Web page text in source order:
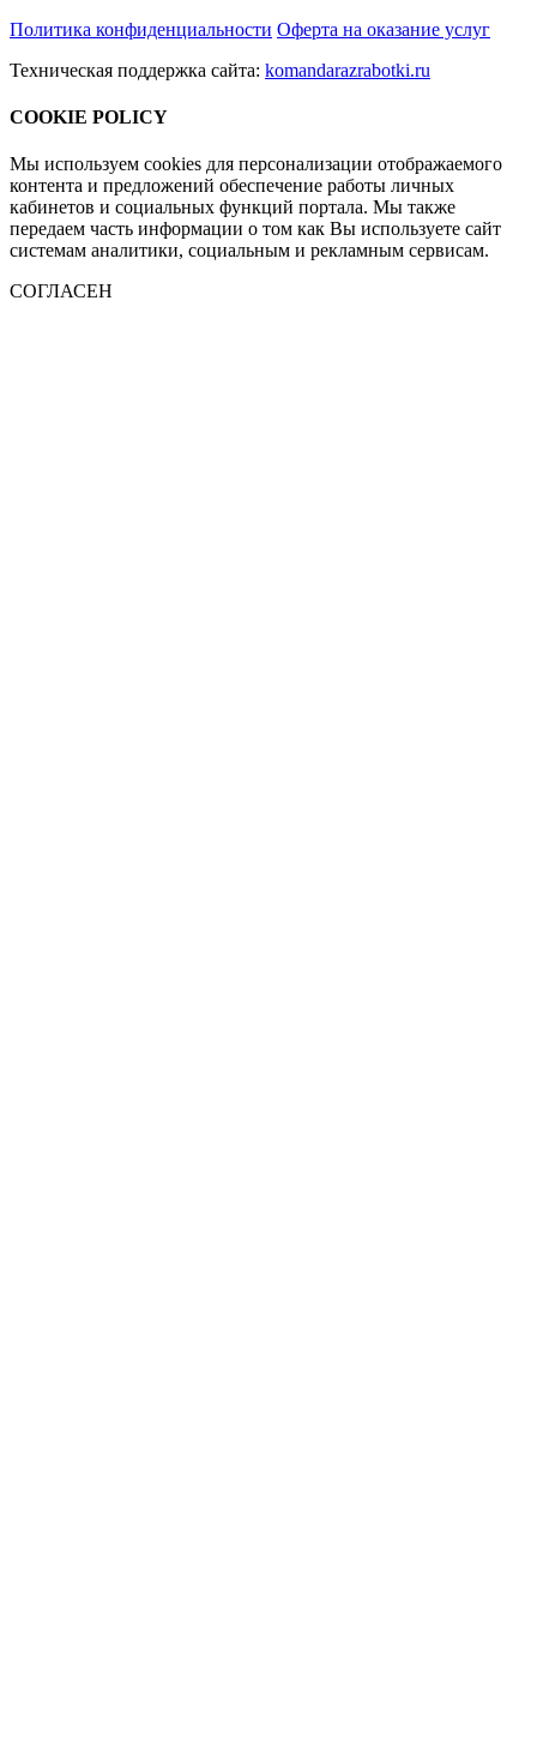
Политика конфиденциальности Оферта на оказание услуг
Техническая поддержка сайта: komandarazrabotki.ru
COOKIE POLICY
Мы используем cookies для персонализации отображаемого
контента и предложений обеспечение работы личных
кабинетов и социальных функций портала. Мы также
передаем часть информации о том как Вы используете сайт
системам аналитики, социальным и рекламным сервисам.
СОГЛАСЕН